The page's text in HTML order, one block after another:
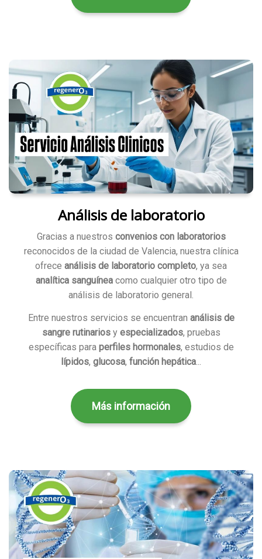
Análisis de laboratorio
Gracias a nuestros convenios con laboratorios
reconocidos de la ciudad de Valencia, nuestra clínica
ofrece análisis de laboratorio completo, ya sea
analítica sanguíneacomo cualquier otro tipo de
análisis de laboratorio general.
Entre nuestros servicios se encuentran análisis de
sangre rutinariosy especializados, pruebas
específicas para perfiles hormonales, estudios de
lípidos, glucosa, función hepática...
Más información